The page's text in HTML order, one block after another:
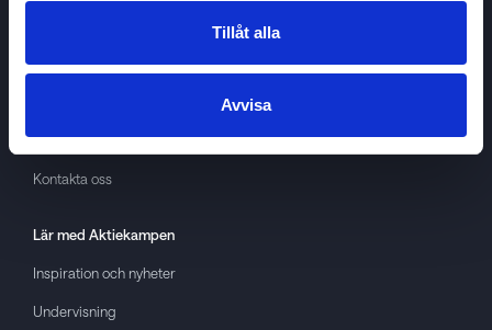
Tillåt alla
Avvisa
About cookies
GDPR
Kontakta oss
Lär med Aktiekampen
Inspiration och nyheter
Undervisning